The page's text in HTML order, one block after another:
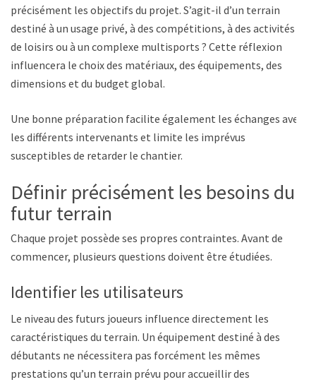
précisément les objectifs du projet. S’agit-il d’un terrain
destiné à un usage privé, à des compétitions, à des activités
de loisirs ou à un complexe multisports ? Cette réflexion
influencera le choix des matériaux, des équipements, des
dimensions et du budget global.
Une bonne préparation facilite également les échanges avec
les différents intervenants et limite les imprévus
susceptibles de retarder le chantier.
Définir précisément les besoins du
futur terrain
Chaque projet possède ses propres contraintes. Avant de
commencer, plusieurs questions doivent être étudiées.
Identifier les utilisateurs
Le niveau des futurs joueurs influence directement les
caractéristiques du terrain. Un équipement destiné à des
débutants ne nécessitera pas forcément les mêmes
prestations qu’un terrain prévu pour accueillir des